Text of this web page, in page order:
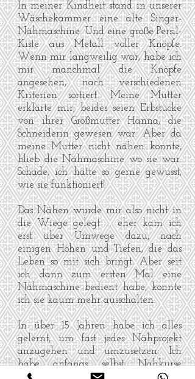
In meiner Kindheit stand in unserer
Wäschekammer eine alte Singer-
Nähmaschine. Und eine große Persil-
Kiste aus Metall voller Knöpfe.
Wenn mir langweilig war, habe ich
mir manchmal die Knöpfe
angesehen, nach verschiedenen
Kriterien sortiert. Meine Mutter
erklärte mir, beides seien Erbstücke
von ihrer Großmutter Hanna, die
Schneiderin gewesen war. Aber da
meine Mutter nicht nähen konnte,
blieb die Nähmaschine wo sie war.
Schade, ich hätte so gerne gewusst,
wie sie funktioniert!
Das Nähen wurde mir also nicht in
die Wiege gelegt … eher kam ich
erst über Umwege dazu, nach
einigen Höhen und Tiefen, die das
Leben so mit sich bringt. Aber seit
ich dann zum ersten Mal eine
Nähmaschine bedient habe, konnte
ich sie kaum mehr ausschalten.
In über 15 Jahren habe ich alles
gelernt, um fast jedes Nähprojekt
anzugehen und umzusetzen: Ich
habe anfangs selbst Nähkurse
besucht, in einem Co-Working mit